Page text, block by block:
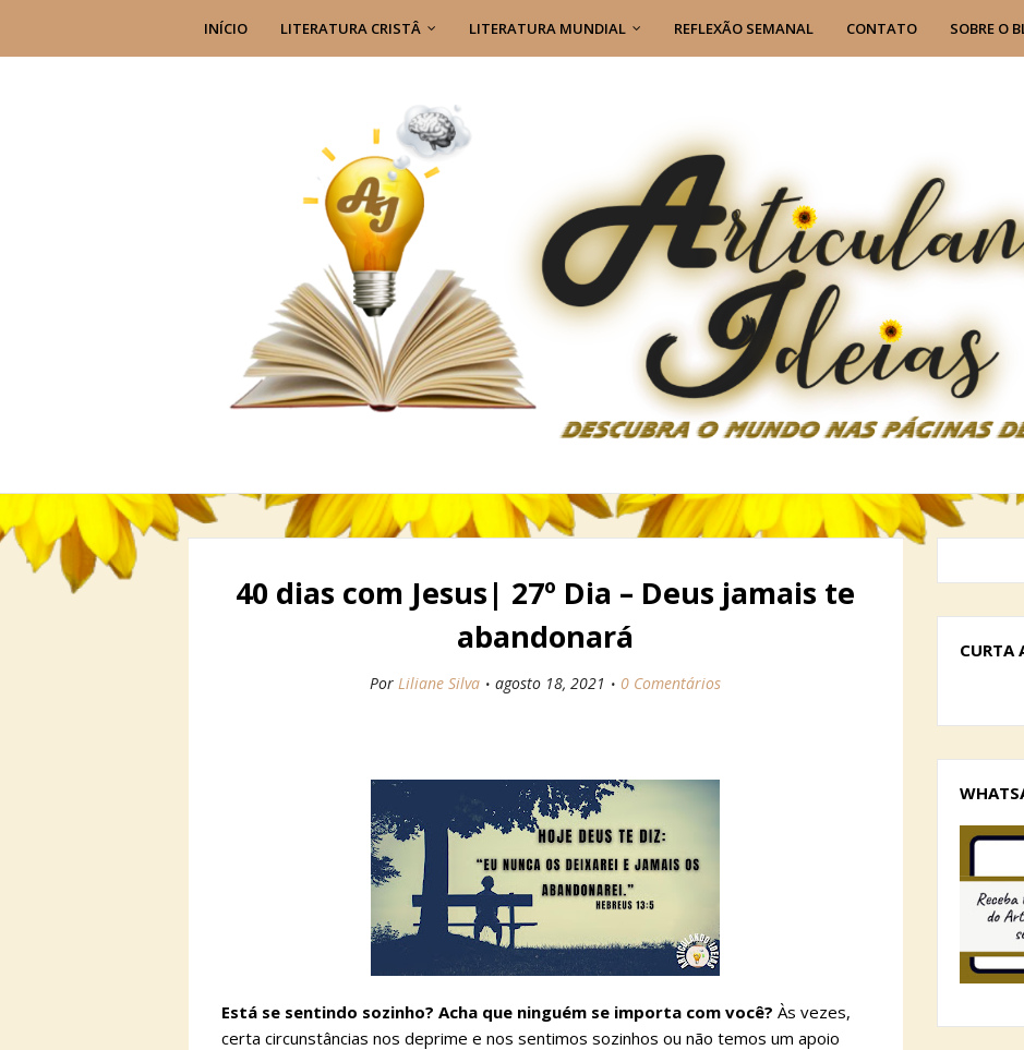
INÍCIO LITERATURA CRISTÂ LITERATURA MUNDIAL REFLEXÃO SEMANAL CONTATO SOBRE O
40 dias com Jesus| 27º Dia – Deus jamais te
abandonará
Por Liliane Silva agosto 18, 2021 0 Comentários
Está se sentindo sozinho? Acha que ninguém se importa com você? Às vezes,
certa circunstâncias nos deprime e nos sentimos sozinhos ou não temos um apoio
CURTA